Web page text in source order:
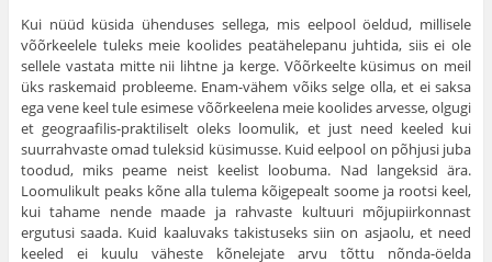
Kui nüüd küsida ühenduses sellega, mis eelpool öeldud, millisele
võõr­keelele tuleks meie koolides peatähelepanu juhtida, siis ei ole
sellele vastata mitte nii lihtne ja kerge. Võõrkeelte küsimus on meil
üks raskemaid prob­leeme. Enam-vähem võiks selge olla, et ei saksa
ega vene keel tule esimese võõrkeelena meie koolides arvesse, olgugi
et geograafilis-praktiliselt oleks loo­mulik, et just need keeled kui
suurrahvaste omad tuleksid küsimusse. Kuid eelpool on põhjusi juba
toodud, miks peame neist keelist loobuma. Nad lan­geksid ära.
Loomulikult peaks kõne alla tulema kõigepealt soome ja rootsi keel,
kui tahame nende maade ja rahvaste kultuuri mõjupiirkonnast
ergutusi saada. Kuid kaaluvaks takistuseks siin on asjaolu, et need
keeled ei kuulu väheste kõnelejate arvu tõttu nõnda-öelda